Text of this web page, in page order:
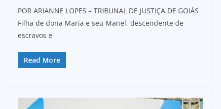
POR ARIANNE LOPES – TRIBUNAL DE JUSTIÇA DE GOIÁS
Filha de dona Maria e seu Manel, descendente de
escravos e
Read More